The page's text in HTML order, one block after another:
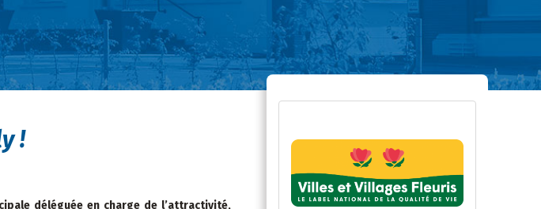
!
déléguée en charge de l’attractivité,